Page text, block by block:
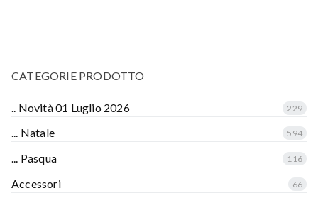
CATEGORIE PRODOTTO
.. Novità 01 Luglio 2026 229
... Natale 594
... Pasqua 116
Accessori 66